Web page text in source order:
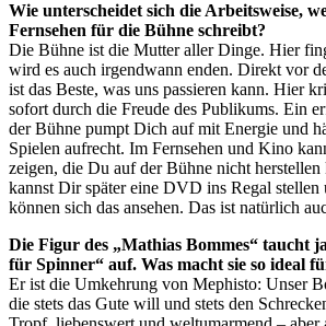
Wie unterscheidet sich die Arbeitsweise,
Fernsehen für die Bühne schreibt?
Die Bühne ist die Mutter aller Dinge. Hier
wird es auch irgendwann enden. Direkt vor
ist das Beste, was uns passieren kann. Hier
sofort durch die Freude des Publikums. Ein
der Bühne pumpt Dich auf mit Energie und
Spielen aufrecht. Im Fernsehen und Kino
zeigen, die Du auf der Bühne nicht
kannst Dir später eine DVD ins Regal
können sich das ansehen. Das ist natürlich
Die Figur des „Mathias Bommes“ taucht
für Spinner“ auf. Was macht sie so ideal
Er ist die Umkehrung von Mephisto: Unser
die stets das Gute will und stets den